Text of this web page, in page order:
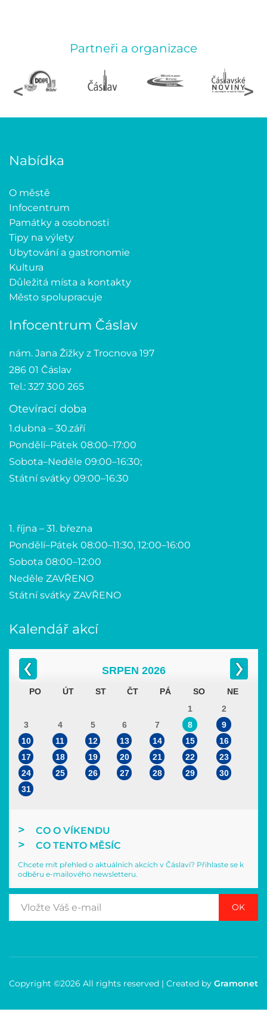
Partneři a organizace
< >
Nabídka
O městě
Infocentrum
Památky a osobnosti
Tipy na výlety
Ubytování a gastronomie
Kultura
Důležitá místa a kontakty
Město spolupracuje
Infocentrum Čáslav
nám. Jana Žižky z Trocnova 197
286 01 Čáslav
Tel.: 327 300 265
Otevírací doba
1.dubna – 30.září
Pondělí–Pátek 08:00–17:00
Sobota–Neděle 09:00–16:30;
Státní svátky 09:00–16:30
1. října – 31. března
Pondělí–Pátek 08:00–11:30, 12:00–16:00
Sobota 08:00–12:00
Neděle ZAVŘENO
Státní svátky ZAVŘENO
Kalendář akcí
SRPEN 2026
PO ÚT ST ČT PÁ SO
NE
1
2
3
4 5 6 7 8
9
10
11 12 13 14 15
16
17
18 19 20 21 22
23
24
25 26 27 28 29
30
31
CO O VÍKENDU
CO TENTO MĚSÍC
Chcete mít přehled o aktuálních akcích v Čáslavi? Přihlaste se k
odběru e-mailového newsletteru.
OK
Copyright ©2026 All rights reserved | Created by Gramonet